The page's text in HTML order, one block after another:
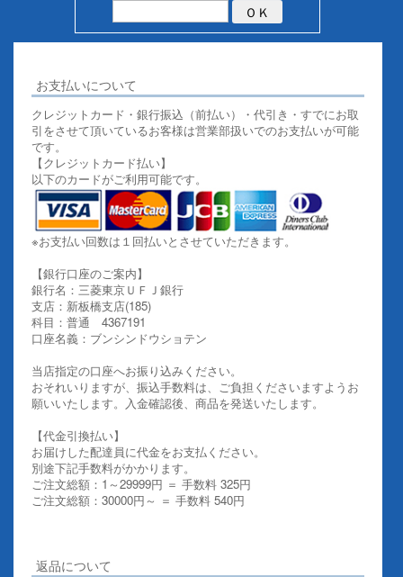
お支払いについて
クレジットカード・銀行振込（前払い）・代引き・すでにお取
引をさせて頂いているお客様は営業部扱いでのお支払いが可能
です。
【クレジットカード払い】
以下のカードがご利用可能です。
※お支払い回数は１回払いとさせていただきます。
【銀行口座のご案内】
銀行名：三菱東京ＵＦＪ銀行
支店：新板橋支店(185)
科目：普通 4367191
口座名義：ブンシンドウショテン
当店指定の口座へお振り込みください。
おそれいりますが、振込手数料は、ご負担くださいますようお
願いいたします。入金確認後、商品を発送いたします。
【代金引換払い】
お届けした配達員に代金をお支払ください。
別途下記手数料がかかります。
ご注文総額：1～29999円 ＝ 手数料 325円
ご注文総額：30000円～ ＝ 手数料 540円
返品について